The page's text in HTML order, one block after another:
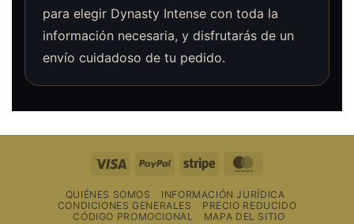
para elegir Dynasty Intense con toda la
información necesaria, y disfrutarás de un
envío cuidadoso de tu pedido.
Visa PayPal Raya
QUIÉNES SOMOS
INFORMACIÓN JURÍDICA
CONDICIONES GENERALES
PRECIO REDUCIDO
CÓDIGO PROMOCIONAL
MAPA DEL SITIO